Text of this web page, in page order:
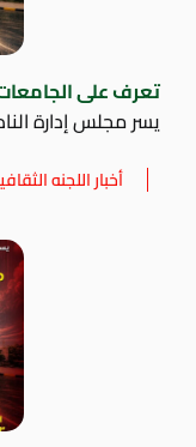
تعرف على
يسر مجلس إدارة
أخبار اللجنه